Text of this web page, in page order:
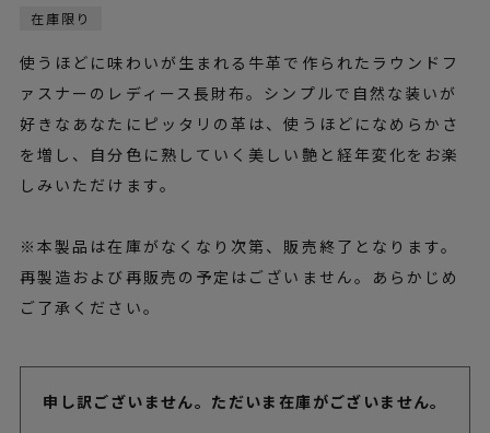
在庫限り
使うほどに味わいが生まれる牛革で作られたラウンドフ
ァスナーのレディース長財布。シンプルで自然な装いが
好きなあなたにピッタリの革は、使うほどになめらかさ
を増し、自分色に熟していく美しい艶と経年変化をお楽
しみいただけます。
※本製品は在庫がなくなり次第、販売終了となります。
再製造および再販売の予定はございません。あらかじめ
ご了承ください。
申し訳ございません。ただいま在庫がございません。